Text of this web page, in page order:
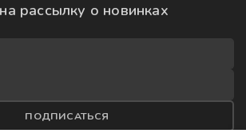
рассылку о новинках
ПОДПИСАТЬСЯ